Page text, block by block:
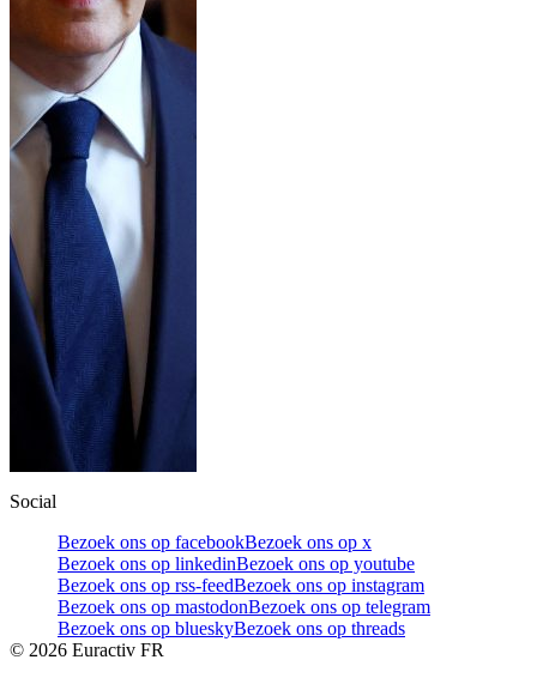
Social
Bezoek ons op facebookBezoek ons op x
Bezoek ons op linkedinBezoek ons op youtube
Bezoek ons op rss-feedBezoek ons op instagram
Bezoek ons op mastodonBezoek ons op telegram
Bezoek ons op blueskyBezoek ons op threads
© 2026 Euractiv FR